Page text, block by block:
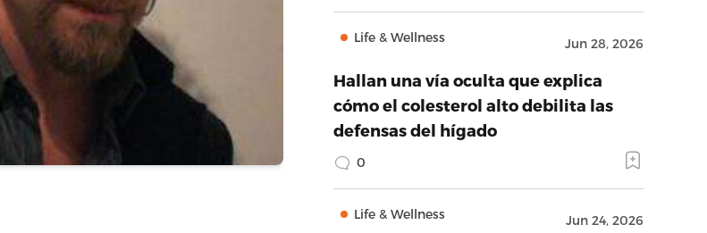
Life & Wellness Jun 28, 2026
Hallan una vía oculta que explica
cómo el colesterol alto debilita las
defensas del hígado
0
Life & Wellness Jun 24, 2026